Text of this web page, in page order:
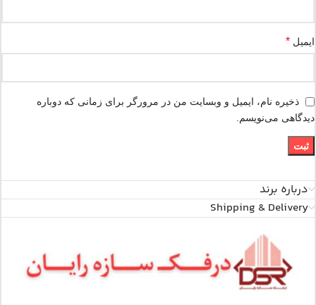
ایمیل *
ذخیره نام، ایمیل و وبسایت من در مرورگر برای زمانی که دوباره
دیدگاهی می‌نویسم.
درباره برند
Shipping & Delivery